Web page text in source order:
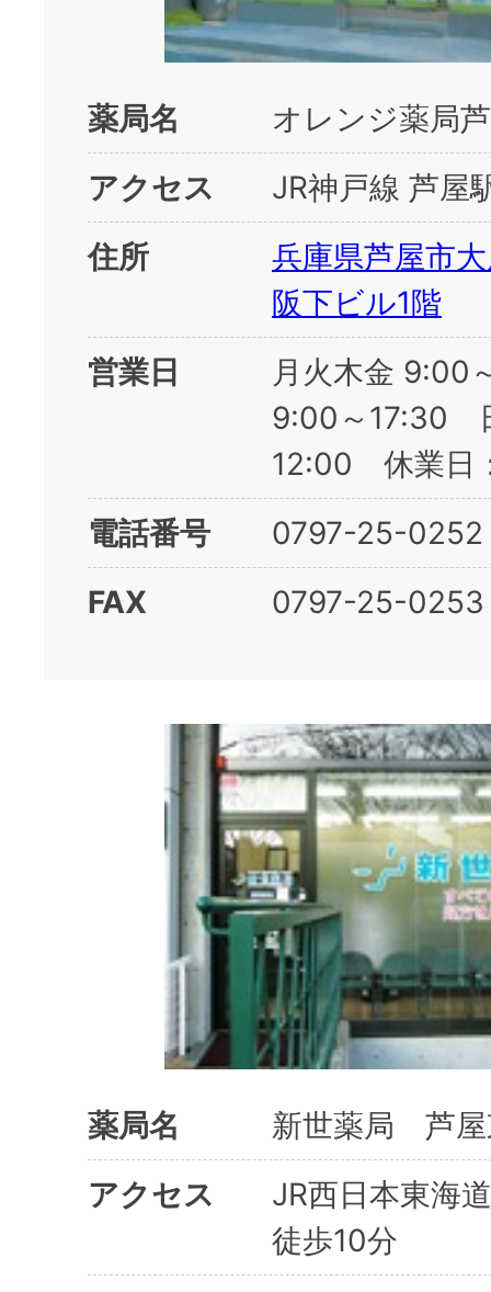
薬局名
オレンジ薬局
アクセス
JR神戸線 芦屋
住所
兵庫県芦屋市
阪下ビル1階
営業日
月火木金
9:00～17:30
12:00 休業日
電話番号
0797-25-0252
FAX
0797-25-0253
薬局名
新世薬局 芦屋
アクセス
JR西日本東海
徒歩10分